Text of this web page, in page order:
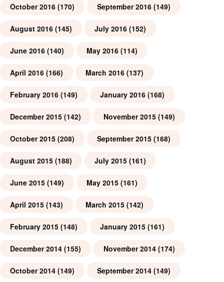
October 2016 (170) September 2016 (149)
August 2016 (145) July 2016 (152)
June 2016 (140) May 2016 (114)
April 2016 (166) March 2016 (137)
February 2016 (149) January 2016 (168)
December 2015 (142) November 2015 (149)
October 2015 (208) September 2015 (168)
August 2015 (188) July 2015 (161)
June 2015 (149) May 2015 (161)
April 2015 (143) March 2015 (142)
February 2015 (148) January 2015 (161)
December 2014 (155) November 2014 (174)
October 2014 (149) September 2014 (149)